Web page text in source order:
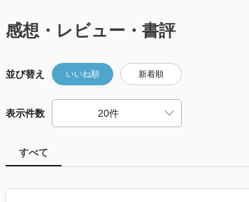
感想・レビュー・書評
並び替え いいね順 新着順
表示件数
すべて